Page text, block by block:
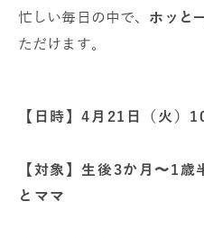
忙しい毎日の中で、 ホッと
ただけます。
【日時】4月21日（火）
【対象】生後3か月〜1
とママ